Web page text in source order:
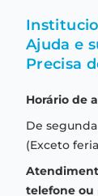
Fale
Formas de
Aviso de
Termos e
Ajuda e
Garantia
Troca e
Central de
Precisa
Horário de
De segunda
(Exceto
telefone ou